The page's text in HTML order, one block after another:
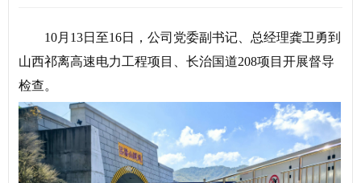
10月13日至16日，公司党委副书记、总经理龚卫勇到
山西祁离高速电力工程项目、长治国道208项目开展督导
检查。